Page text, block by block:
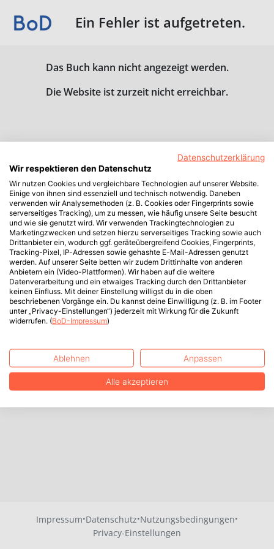
Ein Fehler ist aufgetreten.
Das Buch kann nicht angezeigt werden.
Die Website ist zurzeit nicht erreichbar.
Impressum·Datenschutz·Nutzungsbedingungen·
Privacy-Einstellungen
Datenschutzerklärung
Wir respektieren den Datenschutz
Wir nutzen Cookies und vergleichbare Technologien auf unserer Website.
Einige von ihnen sind essenziell und technisch notwendig. Daneben
verwenden wir Analysemethoden (z. B. Cookies oder Fingerprints sowie
serverseitiges Tracking), um zu messen, wie häufig unsere Seite besucht
und wie sie genutzt wird. Wir verwenden Trackingtechnologien zu
Marketingzwecken und setzen hierzu serverseitiges Tracking sowie auch
Drittanbieter ein, wodurch ggf. geräteübergreifend Cookies, Fingerprints,
Tracking-Pixel, IP-Adressen sowie gehashte E-Mail-Adressen genutzt
werden. Auf unserer Seite betten wir zudem Drittinhalte von anderen
Anbietern ein (Video-Plattformen). Wir haben auf die weitere
Datenverarbeitung und ein etwaiges Tracking durch den Drittanbieter
keinen Einfluss. Mit deiner Einstellung willigst du in die oben
beschriebenen Vorgänge ein. Du kannst deine Einwilligung (z. B. im Footer
unter „Privacy-Einstellungen“) jederzeit mit Wirkung für die Zukunft
widerrufen. (BoD-Impressum)
Ablehnen Anpassen
Alle akzeptieren